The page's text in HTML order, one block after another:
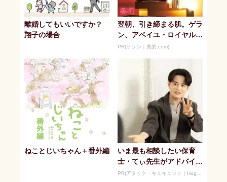
離婚してもいいですか？
翔子の場合
翌朝、引き締まる肌。ゲラ
ン、アベイユ・ロイヤルの
新ナイトケア
PR(ゲラン｜美的.com)
ねことじいちゃん＋番外編
いま最も相談したい保育
士・てぃ先生がアドバイ
ス！ 子どもの“おてつだ